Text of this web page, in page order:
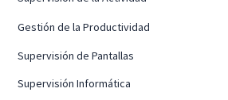
Gestión de la Productividad
Supervisión de Pantallas
Supervisión Informática